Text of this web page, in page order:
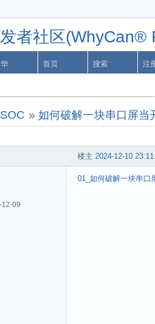
者社区(WhyCan®
首页 搜索 注
»如何破解一块串口屏当
楼主 2024-12-10
12-09
01_如何破解一块串口